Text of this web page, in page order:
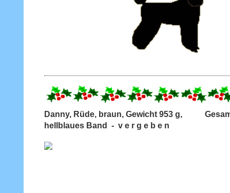
Danny, Rüde, braun, Gewicht 953 g,
hellblaues Band - v e r g e b e n